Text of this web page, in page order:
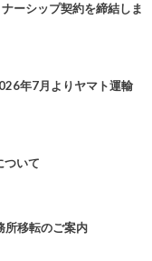
ーシップ契約を締結しま
年7月よりヤマト運輸
ついて
所移転のご案内